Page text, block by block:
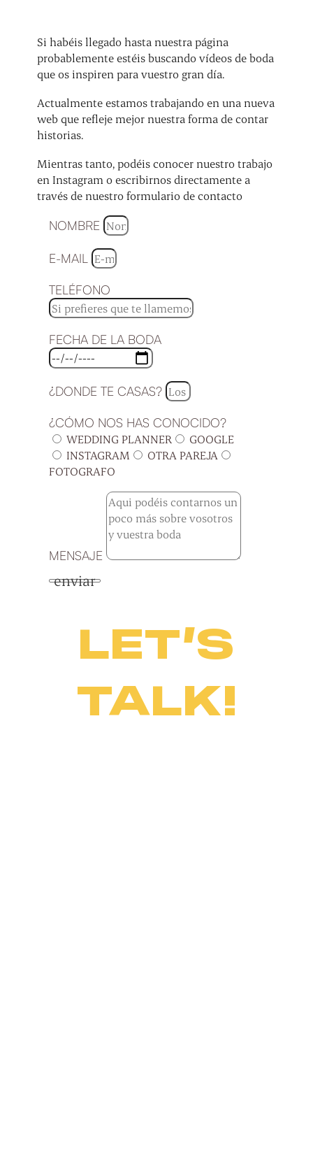
Si habéis llegado hasta nuestra página
probablemente estéis buscando vídeos de boda
que os inspiren para vuestro gran día.
Actualmente estamos trabajando en una nueva
web que refleje mejor nuestra forma de contar
historias.
Mientras tanto, podéis conocer nuestro trabajo
en Instagram o escribirnos directamente a
través de nuestro formulario de contacto
NOMBRE
E-MAIL
TELÉFONO
FECHA DE LA BODA
¿DONDE TE CASAS?
¿CÓMO NOS HAS CONOCIDO?
WEDDING PLANNER
GOOGLE
INSTAGRAM
OTRA PAREJA
FOTOGRAFO
MENSAJE
enviar
LET’S
TALK!